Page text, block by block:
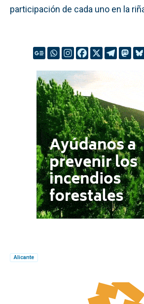
participación de cada uno en la
Alicante